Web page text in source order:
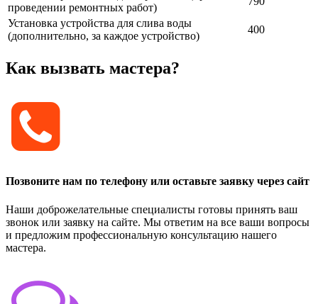
проведении ремонтных работ)
Установка устройства для слива воды
(дополнительно, за каждое устройство)
400
Как вызвать мастера?
Позвоните нам по телефону или оставьте заявку через сайт
Наши доброжелательные специалисты готовы принять ваш
звонок или заявку на сайте. Мы ответим на все ваши вопросы
и предложим профессиональную консультацию нашего
мастера.